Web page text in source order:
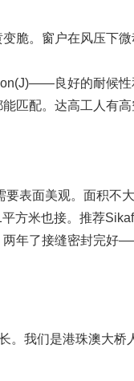
脆。窗户在风压
良好的耐候
匹配。达高工人有
表面美观。面积不大
米也接。推荐
年了接缝密封完
我们是港珠澳大